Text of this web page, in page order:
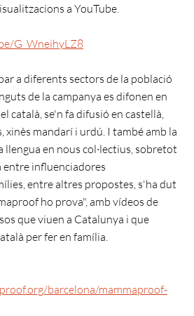
a YouTube.
G_WneihyLZ8
a diferents sectors de la població
de la campanya es difonen en
català, se'n fa difusió en castellà,
xinès mandarí i urdú. I també amb la
en nous col·lectius, sobretot
entre influenciadores
entre altres propostes, s'ha dut
ho prova", amb vídeos de
que viuen a Catalunya i que
per fer en família.
barcelona/mammaproof-